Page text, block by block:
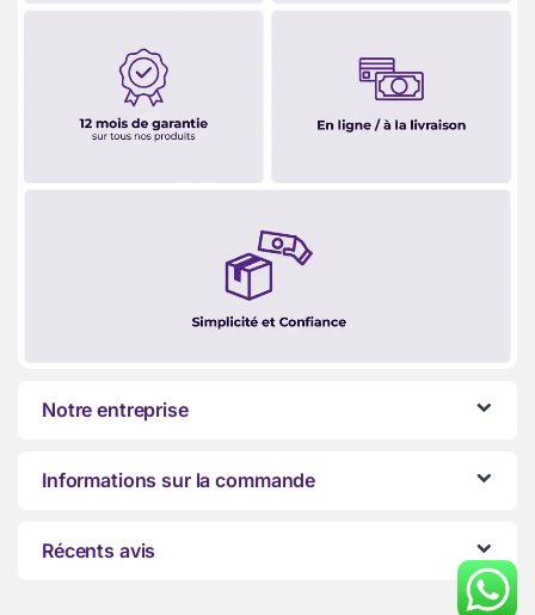
Notre entreprise
Informations sur la commande
Récents avis